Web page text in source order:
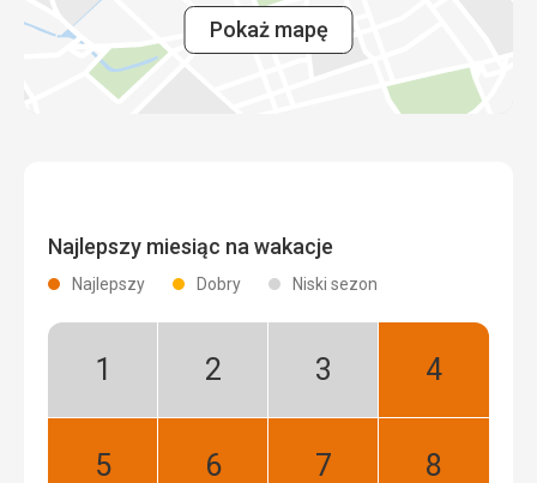
Pokaż mapę
Najlepszy miesiąc na wakacje
Najlepszy Dobry Niski sezon
Styczeń:
Luty:
Marzec:
Kwiecień:
Maj:
Czerwiec:
Lipiec:
Sierpień: